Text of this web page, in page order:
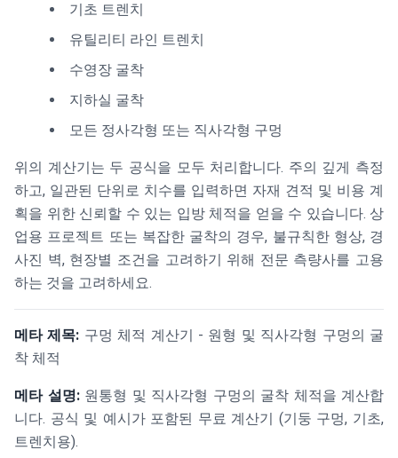
기초 트렌치
유틸리티 라인 트렌치
수영장 굴착
지하실 굴착
모든 정사각형 또는 직사각형 구멍
위의 계산기는 두 공식을 모두 처리합니다. 주의 깊게 측정
하고, 일관된 단위로 치수를 입력하면 자재 견적 및 비용 계
획을 위한 신뢰할 수 있는 입방 체적을 얻을 수 있습니다. 상
업용 프로젝트 또는 복잡한 굴착의 경우, 불규칙한 형상, 경
사진 벽, 현장별 조건을 고려하기 위해 전문 측량사를 고용
하는 것을 고려하세요.
메타 제목: 구멍 체적 계산기 - 원형 및 직사각형 구멍의 굴
착 체적
메타 설명:원통형 및 직사각형 구멍의 굴착 체적을 계산합
니다. 공식 및 예시가 포함된 무료 계산기 (기둥 구멍, 기초,
트렌치용).